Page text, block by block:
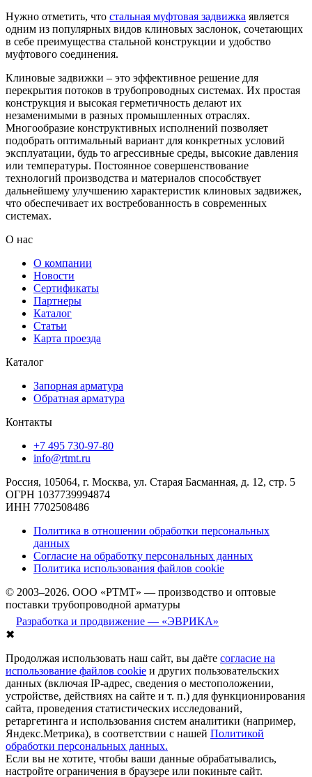
Нужно отметить, что стальная муфтовая задвижка является
одним из популярных видов клиновых заслонок, сочетающих
в себе преимущества стальной конструкции и удобство
муфтового соединения.
Клиновые задвижки – это эффективное решение для
перекрытия потоков в трубопроводных системах. Их простая
конструкция и высокая герметичность делают их
незаменимыми в разных промышленных отраслях.
Многообразие конструктивных исполнений позволяет
подобрать оптимальный вариант для конкретных условий
эксплуатации, будь то агрессивные среды, высокие давления
или температуры. Постоянное совершенствование
технологий производства и материалов способствует
дальнейшему улучшению характеристик клиновых задвижек,
что обеспечивает их востребованность в современных
системах.
О нас
О компании
Новости
Сертификаты
Партнеры
Каталог
Статьи
Карта проезда
Каталог
Запорная арматура
Обратная арматура
Контакты
+7 495 730-97-80
info@rtmt.ru
Россия, 105064, г. Москва, ул. Старая Басманная, д. 12, стр. 5
ОГРН 1037739994874
ИНН 7702508486
Политика в отношении обработки персональных
данных
Согласие на обработку персональных данных
Политика использования файлов cookie
© 2003–2026. ООО «РТМТ» — производство и оптовые
поставки трубопроводной арматуры
Разработка и продвижение — «ЭВРИКА»
✖
Продолжая использовать наш сайт, вы даёте согласие на
использование файлов cookie и других пользовательских
данных (включая IP-адрес, сведения о местоположении,
устройстве, действиях на сайте и т. п.) для функционирования
сайта, проведения статистических исследований,
ретаргетинга и использования систем аналитики (например,
Яндекс.Метрика), в соответствии с нашей Политикой
обработки персональных данных.
Если вы не хотите, чтобы ваши данные обрабатывались,
настройте ограничения в браузере или покиньте сайт.